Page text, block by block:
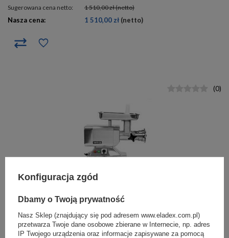
Sugerowana cena netto:
1 510,00 zł(netto)
Nasza cena: 1 510,00 zł (netto)
Maszynka do mięsa z ungerem YG-03232
Producent:
YATO
Sugerowana cena netto:
2 750,00 zł(netto)
Nasza cena: 2 750,00 zł(netto)
(0)
Konfiguracja zgód
Dbamy o Twoją prywatność
Nasz Sklep (znajdujący się pod adresem www.eladex.com.pl)
przetwarza Twoje dane osobowe zbierane w Internecie, np. adres
IP Twojego urządzenia oraz informacje zapisywane za pomocą